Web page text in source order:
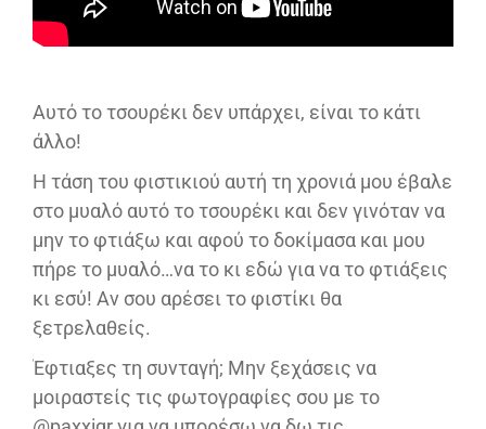
Αυτό το τσουρέκι δεν υπάρχει, είναι το κάτι
άλλο!
Η τάση του φιστικιού αυτή τη χρονιά μου έβαλε
στο μυαλό αυτό το τσουρέκι και δεν γινόταν να
μην το φτιάξω και αφού το δοκίμασα και μου
πήρε το μυαλό…να το κι εδώ για να το φτιάξεις
κι εσύ! Αν σου αρέσει το φιστίκι θα
ξετρελαθείς.
Έφτιαξες τη συνταγή; Μην ξεχάσεις να
μοιραστείς τις φωτογραφίες σου με το